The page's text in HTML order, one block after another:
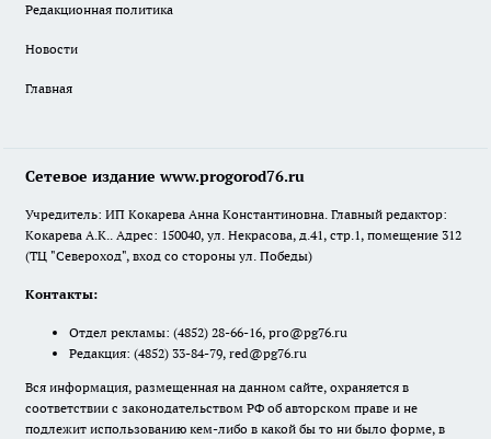
Редакционная политика
Новости
Главная
Сетевое издание www.progorod76.ru
Учредитель: ИП Кокарева Анна Константиновна. Главный редактор:
Кокарева А.К.. Адрес: 150040, ул. Некрасова, д.41, стр.1, помещение 312
(ТЦ "Североход", вход со стороны ул. Победы)
Контакты:
Отдел рекламы: (4852) 28-66-16, pro@pg76.ru
Редакция: (4852) 33-84-79, red@pg76.ru
Вся информация, размещенная на данном сайте, охраняется в
соответствии с законодательством РФ об авторском праве и не
подлежит использованию кем-либо в какой бы то ни было форме, в